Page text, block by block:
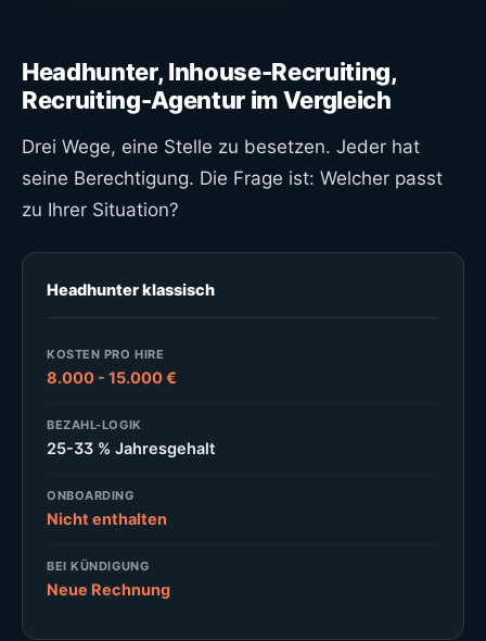
Headhunter, Inhouse-Recruiting,
Recruiting-Agentur im Vergleich
Drei Wege, eine Stelle zu besetzen. Jeder hat
seine Berechtigung. Die Frage ist: Welcher passt
zu Ihrer Situation?
Headhunter klassisch
KOSTEN PRO HIRE
8.000 - 15.000 €
BEZAHL-LOGIK
25-33 % Jahresgehalt
ONBOARDING
Nicht enthalten
BEI KÜNDIGUNG
Neue Rechnung